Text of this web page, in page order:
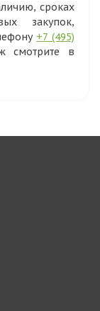
сроках
закупок,
+7 (495)
смотрите в